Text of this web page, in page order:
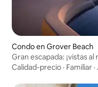
Condo en Grover Beach
Gran escapada: ¡vistas
Calidad-precio · Familiar ·